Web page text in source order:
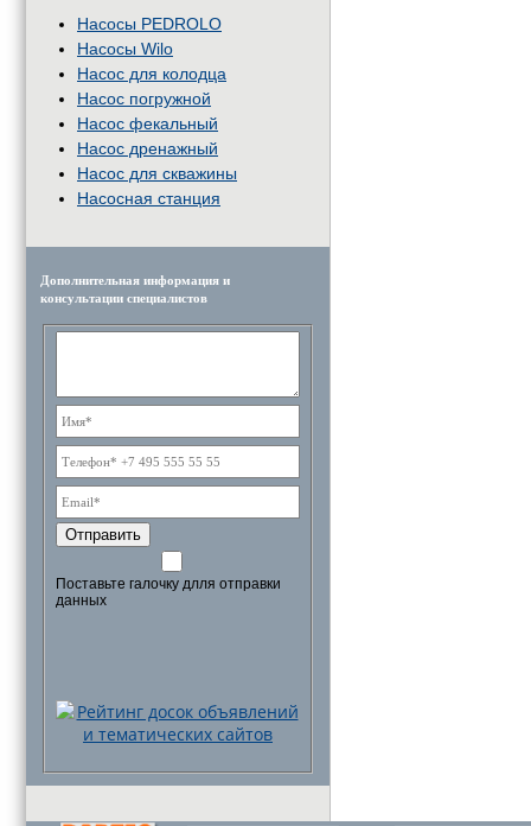
Насосы PEDROLO
Насосы Wilo
Насос для колодца
Насос погружной
Насос фекальный
Насос дренажный
Насос для скважины
Насосная станция
Дополнительная информация и
консультации специалистов
Отправить
Поставьте галочку длля отправки
данных